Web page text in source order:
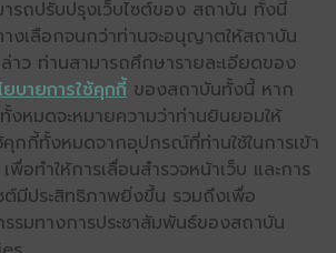
ารถปรับปรุงเว็บไซต์ของ สถาบัน ทั้งนี้
างเลือกจนกว่าท่านจะอนุญาตให้สถาบัน
าว ท่านสามารถศึกษารายละเอียดของ
ยบายการใช้คุกกี้ ของสถาบันทั้งนี้ หาก
หมดจะหมายความว่าท่านยินยอมให้
กกี้ทั้งหมดจากอุปกรณ์ที่ท่านใช้ในการเข้า
พื่อทำให้การเลื่อนสำรวจหน้าเว็บ และการ
ซต์มีประสิทธิภาพยิ่งขึ้น รวมถึงเพื่อ
รมทางการประชาสัมพันธ์ของสถาบัน